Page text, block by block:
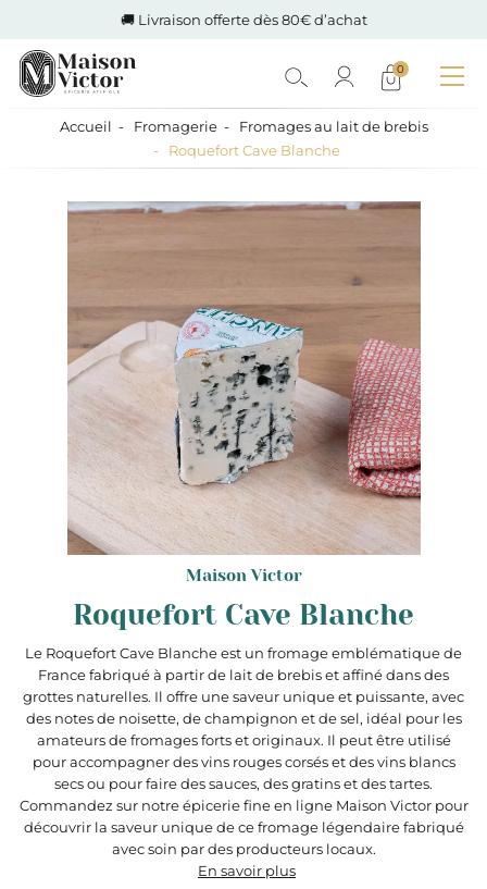
🚚 Livraison offerte dès 80€ d’achat
0
Accueil Fromagerie
Fromages au lait de brebis
Roquefort Cave Blanche
Maison Victor
Roquefort Cave Blanche
Le Roquefort Cave Blanche est un fromage emblématique de
France fabriqué à partir de lait de brebis et affiné dans des
grottes naturelles. Il offre une saveur unique et puissante, avec
des notes de noisette, de champignon et de sel, idéal pour les
amateurs de fromages forts et originaux. Il peut être utilisé
pour accompagner des vins rouges corsés et des vins blancs
secs ou pour faire des sauces, des gratins et des tartes.
Commandez sur notre épicerie fine en ligne Maison Victor pour
découvrir la saveur unique de ce fromage légendaire fabriqué
avec soin par des producteurs locaux.
En savoir plus